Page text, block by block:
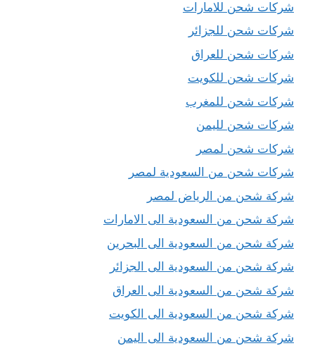
شركات شحن للامارات
شركات شحن للجزائر
شركات شحن للعراق
شركات شحن للكويت
شركات شحن للمغرب
شركات شحن لليمن
شركات شحن لمصر
شركات شحن من السعودية لمصر
شركة شحن من الرياض لمصر
شركة شحن من السعودية الى الامارات
شركة شحن من السعودية الى البحرين
شركة شحن من السعودية الى الجزائر
شركة شحن من السعودية الى العراق
شركة شحن من السعودية الى الكويت
شركة شحن من السعودية الى اليمن